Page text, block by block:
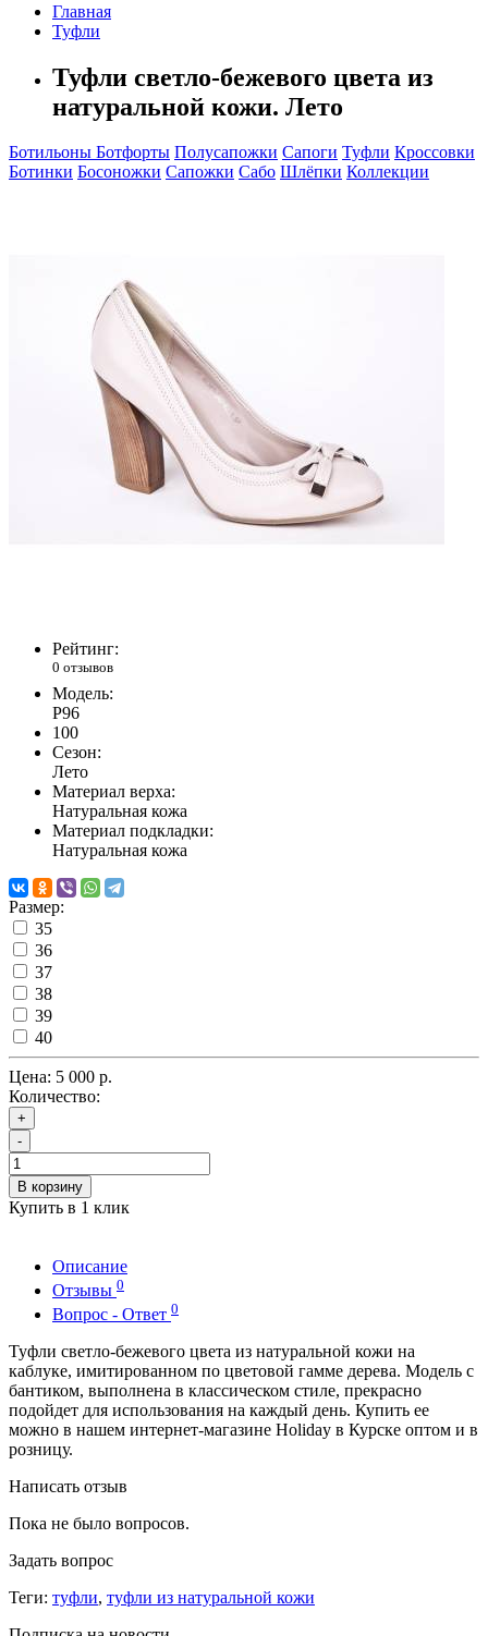
Главная
Туфли
Туфли светло-бежевого цвета из
натуральной кожи. Лето
Ботильоны Ботфорты Полусапожки Сапоги Туфли Кроссовки
Ботинки Босоножки Сапожки Сабо Шлёпки Коллекции
Рейтинг:
0 отзывов
Модель:
P96
100
Сезон:
Лето
Материал верха:
Натуральная кожа
Материал подкладки:
Натуральная кожа
Размер:
35
36
37
38
39
40
Цена: 5 000 р.
Количество:
+
-
В корзину
Купить в 1 клик
Описание
Отзывы 0
Вопрос - Ответ 0
Туфли светло-бежевого цвета из натуральной кожи на
каблуке, имитированном по цветовой гамме дерева. Модель с
бантиком, выполнена в классическом стиле, прекрасно
подойдет для использования на каждый день. Купить ее
можно в нашем интернет-магазине Holiday в Курске оптом и в
розницу.
Написать отзыв
Пока не было вопросов.
Задать вопрос
Теги: туфли, туфли из натуральной кожи